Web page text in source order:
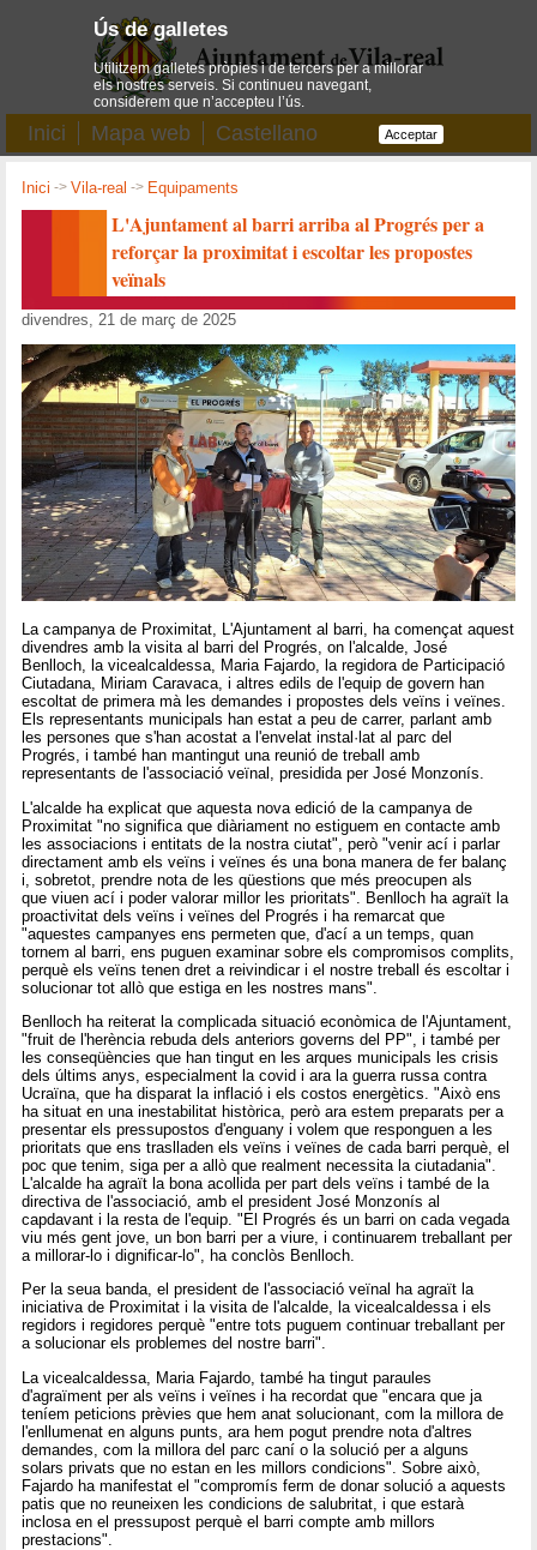
Inici Mapa web Castellano
Inici ->Vila-real -> Equipaments
L'Ajuntament al barri arriba al Progrés per a
reforçar la proximitat i escoltar les propostes
veïnals
divendres, 21 de març de 2025
La campanya de Proximitat, L'Ajuntament al barri, ha començat aquest
divendres amb la visita al barri del Progrés, on l'alcalde, José
Benlloch, la vicealcaldessa, Maria Fajardo, la regidora de Participació
Ciutadana, Miriam Caravaca, i altres edils de l'equip de govern han
escoltat de primera mà les demandes i propostes dels veïns i veïnes.
Els representants municipals han estat a peu de carrer, parlant amb
les persones que s'han acostat a l'envelat instal·lat al parc del
Progrés, i també han mantingut una reunió de treball amb
representants de l'associació veïnal, presidida per José Monzonís.
L'alcalde ha explicat que aquesta nova edició de la campanya de
Proximitat "no significa que diàriament no estiguem en contacte amb
les associacions i entitats de la nostra ciutat", però "venir ací i parlar
directament amb els veïns i veïnes és una bona manera de fer balanç
i, sobretot, prendre nota de les qüestions que més preocupen als
que viuen ací i poder valorar millor les prioritats". Benlloch ha agraït la
proactivitat dels veïns i veïnes del Progrés i ha remarcat que
"aquestes campanyes ens permeten que, d'ací a un temps, quan
tornem al barri, ens puguen examinar sobre els compromisos complits,
perquè els veïns tenen dret a reivindicar i el nostre treball és escoltar i
solucionar tot allò que estiga en les nostres mans".
Benlloch ha reiterat la complicada situació econòmica de l'Ajuntament,
"fruit de l'herència rebuda dels anteriors governs del PP", i també per
les conseqüències que han tingut en les arques municipals les crisis
dels últims anys, especialment la covid i ara la guerra russa contra
Ucraïna, que ha disparat la inflació i els costos energètics. "Això ens
ha situat en una inestabilitat històrica, però ara estem preparats per a
presentar els pressupostos d'enguany i volem que responguen a les
prioritats que ens traslladen els veïns i veïnes de cada barri perquè, el
poc que tenim, siga per a allò que realment necessita la ciutadania".
L'alcalde ha agraït la bona acollida per part dels veïns i també de la
directiva de l'associació, amb el president José Monzonís al
capdavant i la resta de l'equip. "El Progrés és un barri on cada vegada
viu més gent jove, un bon barri per a viure, i continuarem treballant per
a millorar-lo i dignificar-lo", ha conclòs Benlloch.
Per la seua banda, el president de l'associació veïnal ha agraït la
iniciativa de Proximitat i la visita de l'alcalde, la vicealcaldessa i els
regidors i regidores perquè "entre tots puguem continuar treballant per
a solucionar els problemes del nostre barri".
La vicealcaldessa, Maria Fajardo, també ha tingut paraules
d'agraïment per als veïns i veïnes i ha recordat que "encara que ja
teníem peticions prèvies que hem anat solucionant, com la millora de
l'enllumenat en alguns punts, ara hem pogut prendre nota d'altres
demandes, com la millora del parc caní o la solució per a alguns
solars privats que no estan en les millors condicions". Sobre això,
Fajardo ha manifestat el "compromís ferm de donar solució a aquests
patis que no reuneixen les condicions de salubritat, i que estarà
inclosa en el pressupost perquè el barri compte amb millors
prestacions".
Ús de galletes
Utilitzem galletes pròpies i de tercers per a millorar
els nostres serveis. Si continueu navegant,
considerem que n’accepteu l’ús.
Acceptar